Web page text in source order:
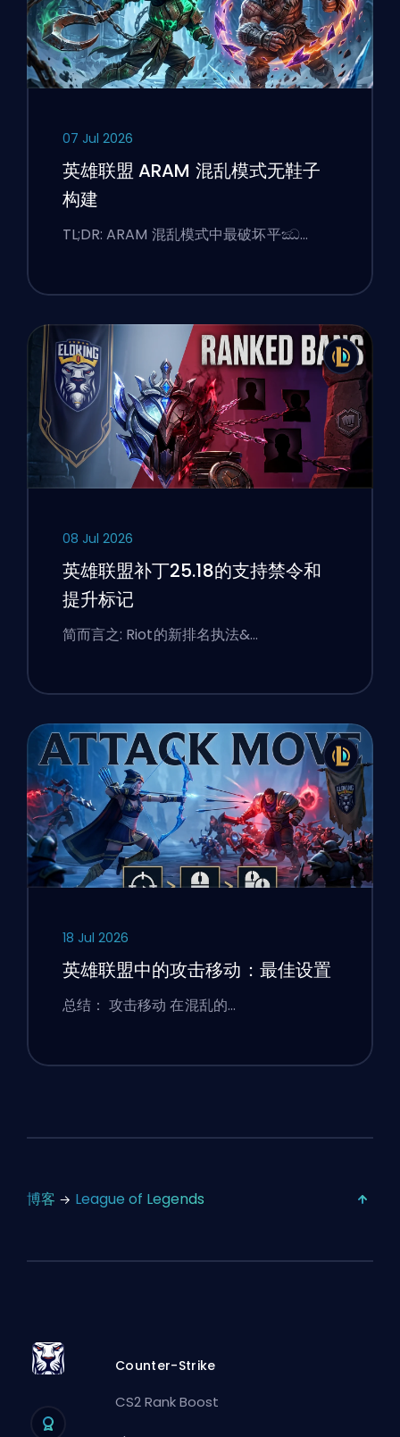
07 Jul 2026
英雄联盟 ARAM 混乱模式无鞋子
构建
TL;DR: ARAM 混乱模式中最破坏平ඣ…
08 Jul 2026
英雄联盟补丁25.18的支持禁令和
提升标记
简而言之: Riot的新排名执法&…
18 Jul 2026
英雄联盟中的攻击移动：最佳设置
总结： 攻击移动 在混乱的…
博客 League of Legends
Counter-Strike
CS2 Rank Boost